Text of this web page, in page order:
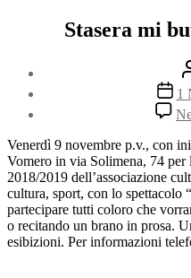
Stasera mi
Data1
Venerdì 9 novembre p.v., con
Vomero in via Solimena, 74 per
2018/2019 dell’associazione
cultura, sport, con lo spettacolo
partecipare tutti coloro che
o recitando un brano in prosa.
esibizioni. Per informazioni